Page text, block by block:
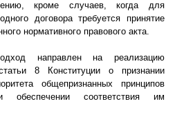
кроме случаев, когда для
договора требуется принятие
нормативного правового акта.
направлен на реализацию
8 Конституции о признании
общепризнанных принципов
обеспечении соответствия им